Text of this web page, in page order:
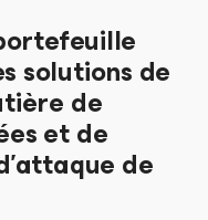
solutions de
de
et de
de